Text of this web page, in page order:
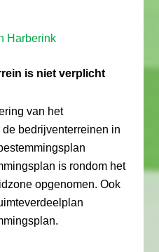
Harberink
is niet verplicht
van het
bedrijventerreinen in
is rondom het
opgenomen. Ook